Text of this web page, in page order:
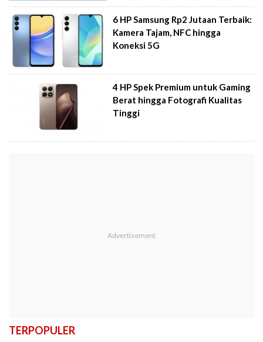
6 HP Samsung Rp2 Jutaan Terbaik:
Kamera Tajam, NFC hingga
Koneksi 5G
4 HP Spek Premium untuk Gaming
Berat hingga Fotografi Kualitas
Tinggi
TERPOPULER